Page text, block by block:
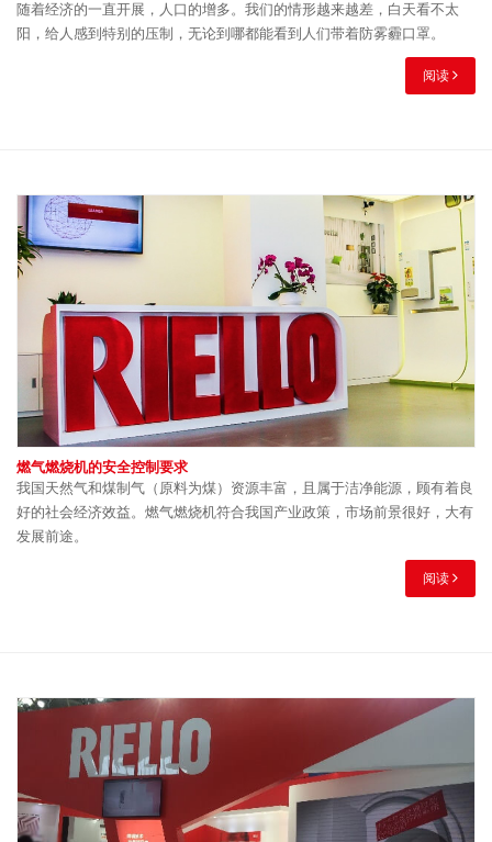
随着经济的一直开展，人口的增多。我们的情形越来越差，白天看不太
阳，给人感到特别的压制，无论到哪都能看到人们带着防雾霾口罩。
阅读
燃气燃烧机的安全控制要求
我国天然气和煤制气（原料为煤）资源丰富，且属于洁净能源，顾有着良
好的社会经济效益。燃气燃烧机符合我国产业政策，市场前景很好，大有
发展前途。
阅读